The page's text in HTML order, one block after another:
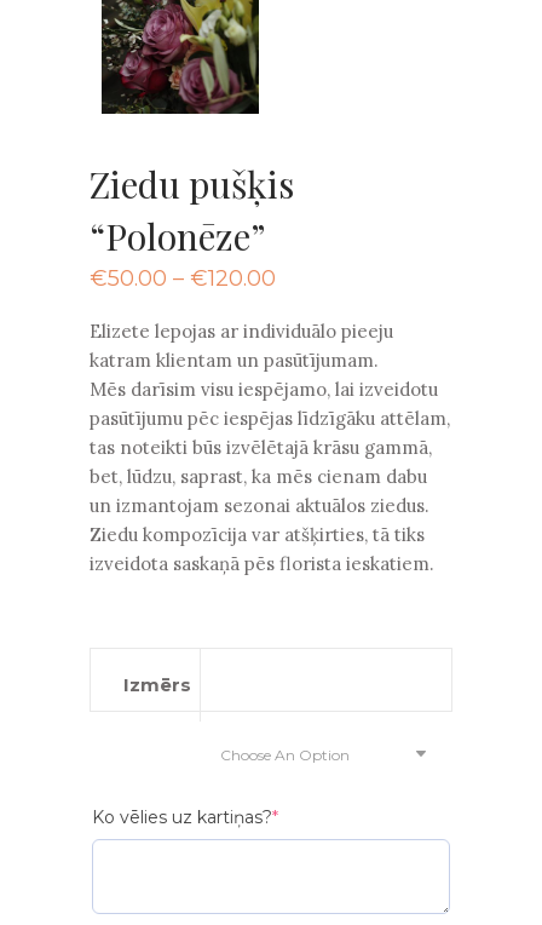
Ziedu pušķis
“Polonēze”
€50.00 – €120.00
€50.00
through
€120.00
Elizete lepojas ar individuālo pieeju
katram klientam un pasūtījumam.
Mēs darīsim visu iespējamo, lai izveidotu
pasūtījumu pēc iespējas līdzīgāku attēlam,
tas noteikti būs izvēlētajā krāsu gammā,
bet, lūdzu, saprast, ka mēs cienam dabu
un izmantojam sezonai aktuālos ziedus.
Ziedu kompozīcija var atšķirties, tā tiks
izveidota saskaņā pēs florista ieskatiem.
Izmērs
Choose An Option
Ko vēlies uz kartiņas?*(required)